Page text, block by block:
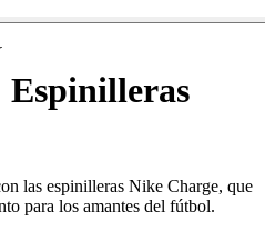
Espinilleras
las espinilleras Nike Charge, que
para los amantes del fútbol.